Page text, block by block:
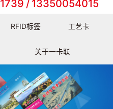
/ 13350054015
RFID标签 工艺卡
关于一卡联